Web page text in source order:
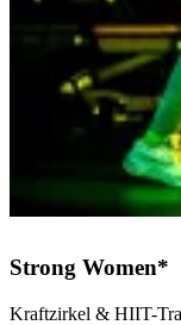
Strong Women*
Kraftzirkel & HIIT-